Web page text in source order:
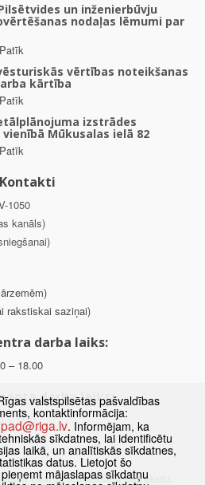
Pilsētvides un inženierbūvju
nodaļas lēmumi par
vērtības noteikšanas
kārtība
izstrādes
Mūkusalas ielā 82
Kontakti
1050
kanāls)
rakstiskai saziņai)
darba laiks:
– 18.00
darba laiks:
– 18.00
tikai ar iepriekšēju pierakstu.
valstspilsētas pašvaldības
kontaktinformācija:
pad@riga.lv. Informējam, ka
sīkdatnes, lai identificētu
laikā, un analītiskās sīkdatnes,
datus. Lietojot šo
mājaslapas sīkdatņu